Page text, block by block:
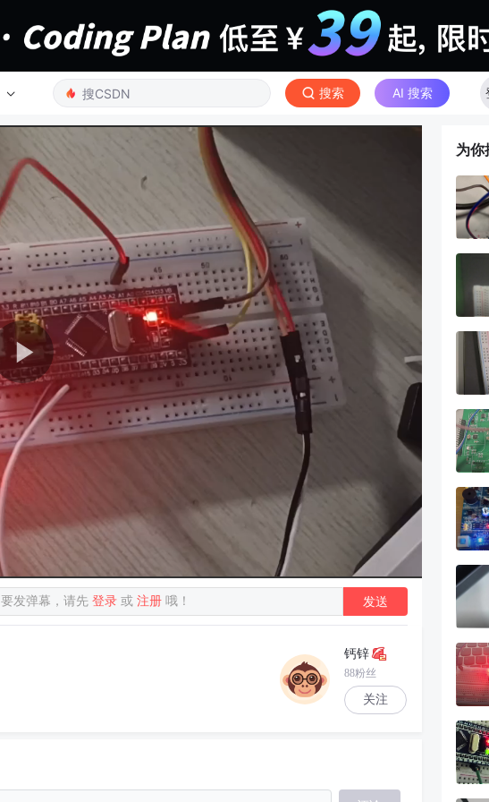
搜索 AI 搜索
要发弹幕，请先登录 或注册 哦！ 发送
钙锌
88粉丝
关注
为你